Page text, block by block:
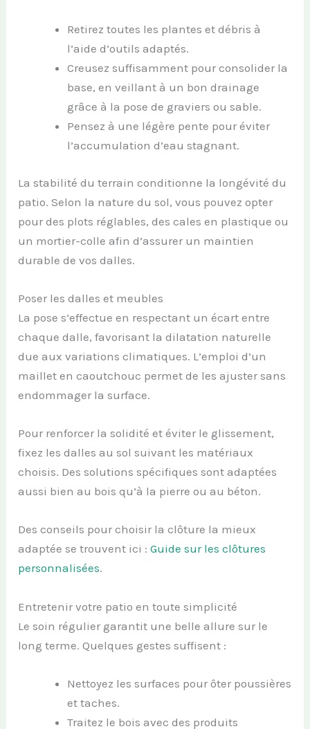
Retirez toutes les plantes et débris à
l’aide d’outils adaptés.
Creusez suffisamment pour consolider la
base, en veillant à un bon drainage
grâce à la pose de graviers ou sable.
Pensez à une légère pente pour éviter
l’accumulation d’eau stagnant.
La stabilité du terrain conditionne la longévité du
patio. Selon la nature du sol, vous pouvez opter
pour des plots réglables, des cales en plastique ou
un mortier-colle afin d’assurer un maintien
durable de vos dalles.
Poser les dalles et meubles
La pose s’effectue en respectant un écart entre
chaque dalle, favorisant la dilatation naturelle
due aux variations climatiques. L’emploi d’un
maillet en caoutchouc permet de les ajuster sans
endommager la surface.
Pour renforcer la solidité et éviter le glissement,
fixez les dalles au sol suivant les matériaux
choisis. Des solutions spécifiques sont adaptées
aussi bien au bois qu’à la pierre ou au béton.
Des conseils pour choisir la clôture la mieux
adaptée se trouvent ici :Guide sur les clôtures
personnalisées.
Entretenir votre patio en toute simplicité
Le soin régulier garantit une belle allure sur le
long terme. Quelques gestes suffisent :
Nettoyez les surfaces pour ôter poussières
et taches.
Traitez le bois avec des produits